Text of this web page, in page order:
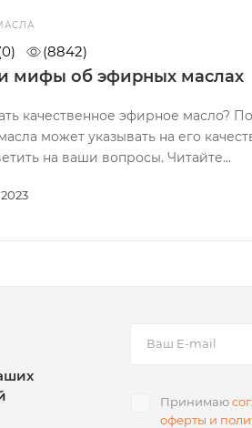
(8842)
мифы об эфирных маслах
качественное эфирное масло?
может указывать на его
на ваши вопросы. Читайте...
Принимаю
оферты и